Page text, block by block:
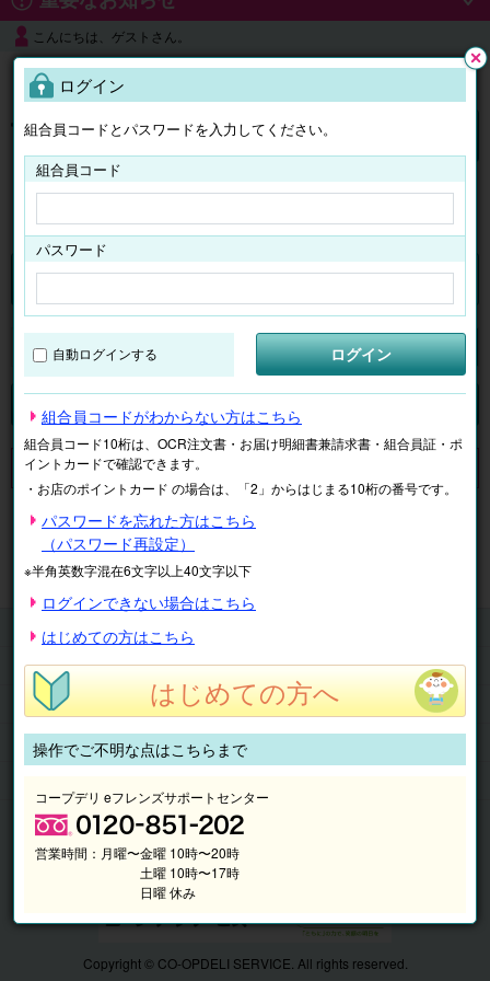
こんにちは、ゲストさん。
よくある質問
ログイン
チケット マイページ
検索
申し訳ございません。 現在、該当商品は、お取扱いしておりません。
マイページ 注文履歴
抽選結果
請求内容
チケット
くらしのサービス
このサイトの使い方
マイページ
Copyright © CO-OPDELI SERVICE. All rights reserved.
ログイン
組合員コードとパスワードを入力してください。
組合員コード
パスワード
自動ログインする ログイン
組合員コードがわからない方はこちら
組合員コード10桁は、OCR注文書・お届け明細書兼請求書・組合員証・ポ
イントカードで確認できます。
・お店のポイントカード の場合は、「2」からはじまる10桁の番号です。
パスワードを忘れた方はこちら
（パスワード再設定）
※半角英数字混在6文字以上40文字以下
ログインできない場合はこちら
はじめての方はこちら
はじめての方へ
操作でご不明な点はこちらまで
コープデリ eフレンズサポートセンター
営業時間： 月曜〜金曜 10時〜20時
土曜 10時〜17時
日曜 休み